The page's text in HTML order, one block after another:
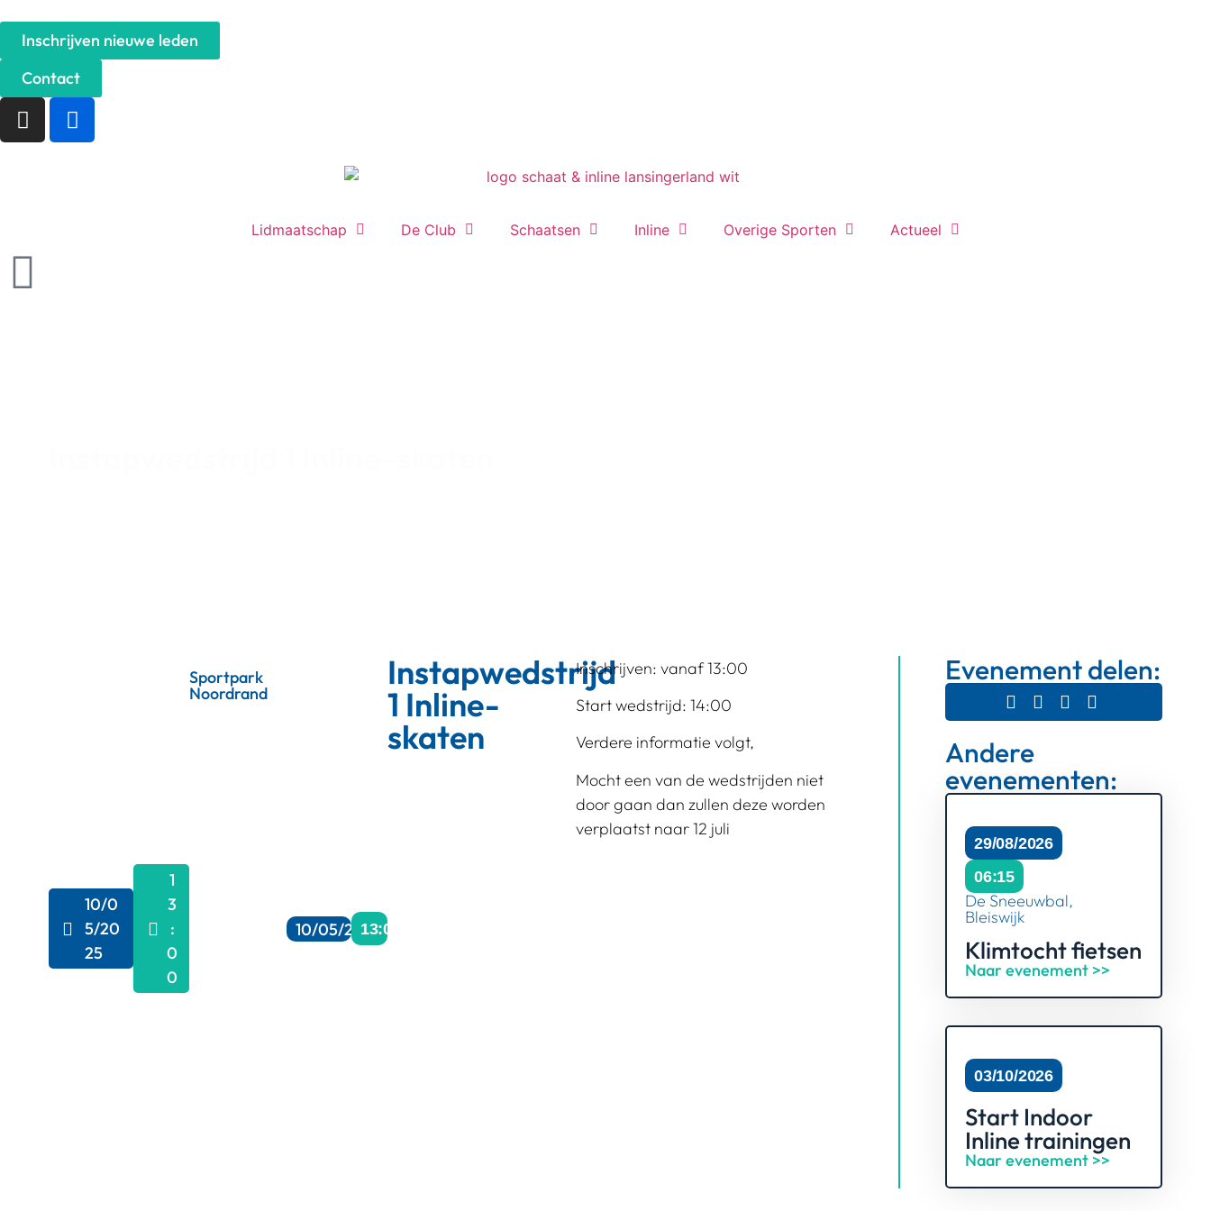
Inschrijven nieuwe leden
Contact
Lidmaatschap De Club Schaatsen Inline Overige Sporten Actueel
10/0
5/20
25
1
3
:
0
0
Sportpark
Noordrand
10/05/2025
13:00
Instapwedstrijd
1 Inline-
skaten
Inschrijven: vanaf 13:00
Start wedstrijd: 14:00
Verdere informatie volgt,
Mocht een van de wedstrijden niet
door gaan dan zullen deze worden
verplaatst naar 12 juli
Evenement delen:
Andere
evenementen:
29/08/2026
06:15
De Sneeuwbal,
Bleiswijk
Klimtocht fietsen
Naar evenement >>
03/10/2026
Start Indoor
Inline trainingen
Naar evenement >>